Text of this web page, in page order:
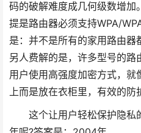
码的破解难度成几何级数增加
提是路由器必须支持WPA/
是：并不是所有的家用路由器
另人费解的是，许多型号的路
用户使用高强度加密方式，就
上而是放在衣柜里，有效的防
这个让用户轻松保护隐私